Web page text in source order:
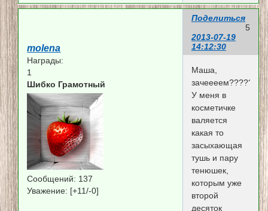
Поделиться
5
2013-07-19
14:12:30
molena
Награды:
1
Шибко Грамотный
Сообщений: 137
Уважение: [+11/-0]
Маша,
зачеееем?????
У меня в
косметичке
валяется
какая то
засыхающая
тушь и пару
тенюшек,
которым уже
второй
десяток